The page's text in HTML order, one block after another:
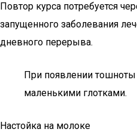
Повтор курса потребуется
запущенного заболевания
дневного перерыва.
При появлении
маленькими глотками.
Настойка на молоке